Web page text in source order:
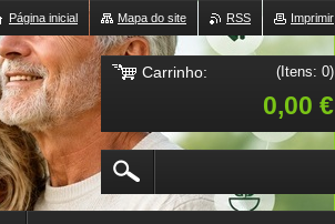
Imprimir
RSS
Mapa do site
Página inicial
Carrinho: (Itens: 0)
0,00 €